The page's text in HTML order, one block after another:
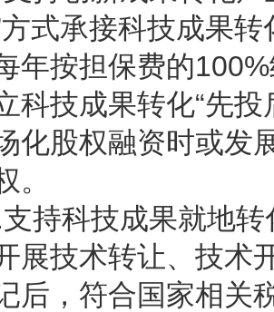
式承接科技成果
年按担保费的
科技成果转化“先
化股权融资时或发
。
科技成果就地转
展技术转让、技术
后，符合国家相关